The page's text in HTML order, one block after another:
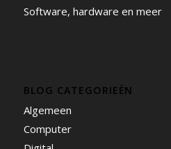
Software, hardware en meer
BLOG CATEGORIEËN
Algemeen
Computer